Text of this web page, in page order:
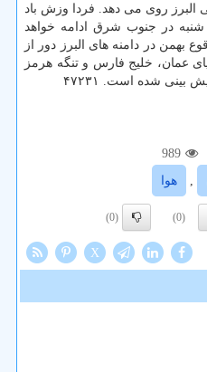
روی می دهد. فردا وزش باد
در جنوب شرق ادامه خواهد
بهمن در دامنه های البرز دور از
عمان، خلیج فارس و تنگه هرمز
شده است. ۴۷۲۳۱
989
, هوا
(0)
(0)
X